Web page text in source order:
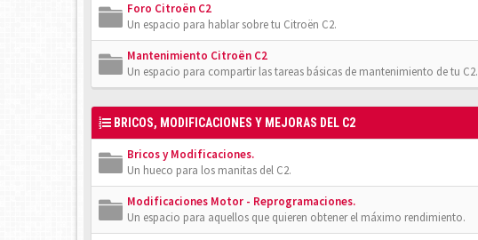
Foro Citroën C2
Un espacio para hablar sobre tu Citroën C2.
Mantenimiento Citroën C2
Un espacio para compartir las tareas básicas de mantenimiento de tu C2.
BRICOS, MODIFICACIONES Y MEJORAS DEL C2
Bricos y Modificaciones.
Un hueco para los manitas del C2.
Modificaciones Motor - Reprogramaciones.
Un espacio para aquellos que quieren obtener el máximo rendimiento.